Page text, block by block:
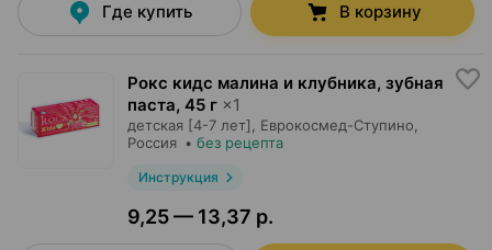
Где купить В корзину
Рокс кидс малина и клубника, зубная
паста, 45 г ×1
детская [4-7 лет], Еврокосмед-Ступино
Россия • без рецепта
Инструкция
9,25 — 13,37 р.